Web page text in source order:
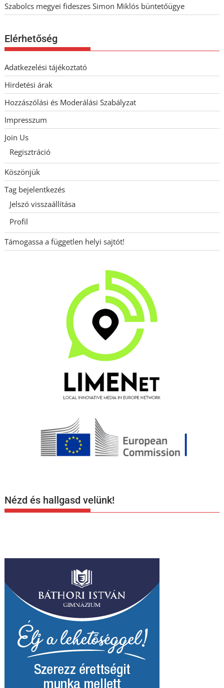
Szabolcs megyei fideszes Simon Miklós büntetőügye
Elérhetőség
Adatkezelési tájékoztató
Hirdetési árak
Hozzászólási és Moderálási Szabályzat
Impresszum
Join Us
Regisztráció
Köszönjük
Tag bejelentkezés
Jelszó visszaállítása
Profil
Támogassa a független helyi sajtót!
Nézd és hallgasd velünk!